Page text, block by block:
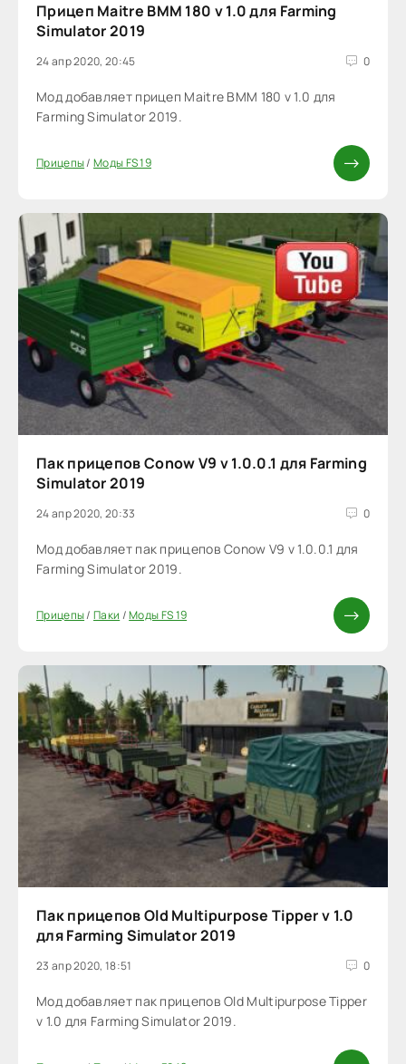
Прицеп Maitre BMM 180 v 1.0 для Farming
Simulator 2019
24 апр 2020, 20:45 0
Мод добавляет прицеп Maitre BMM 180 v 1.0 для
Farming Simulator 2019.
Прицепы/Моды FS 19
Пак прицепов Conow V9 v 1.0.0.1 для Farming
Simulator 2019
24 апр 2020, 20:33 0
Мод добавляет пак прицепов Conow V9 v 1.0.0.1 для
Farming Simulator 2019.
Прицепы/Паки /Моды FS 19
Пак прицепов Old Multipurpose Tipper v 1.0
для Farming Simulator 2019
23 апр 2020, 18:51 0
Мод добавляет пак прицепов Old Multipurpose Tipper
v 1.0 для Farming Simulator 2019.